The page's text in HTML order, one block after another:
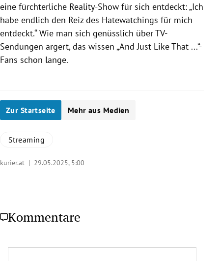
eine fürchterliche Reality-Show für sich entdeckt: „Ich
habe endlich den Reiz des Hatewatchings für mich
entdeckt.“ Wie man sich genüsslich über TV-
Sendungen ärgert, das wissen „And Just Like That ...“-
Fans schon lange.
Zur Startseite Mehr aus Medien
Streaming
kurier.at | 29.05.2025, 5:00
Kommentare